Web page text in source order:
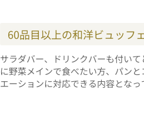
60品目以上の和洋ビュッフェ
サラダバー、ドリンクバーも付い
に野菜メインで食べたい方、パン
エーションに対応できる内容とな